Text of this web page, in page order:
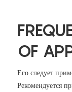
OF
Его следует
Рекомендуется